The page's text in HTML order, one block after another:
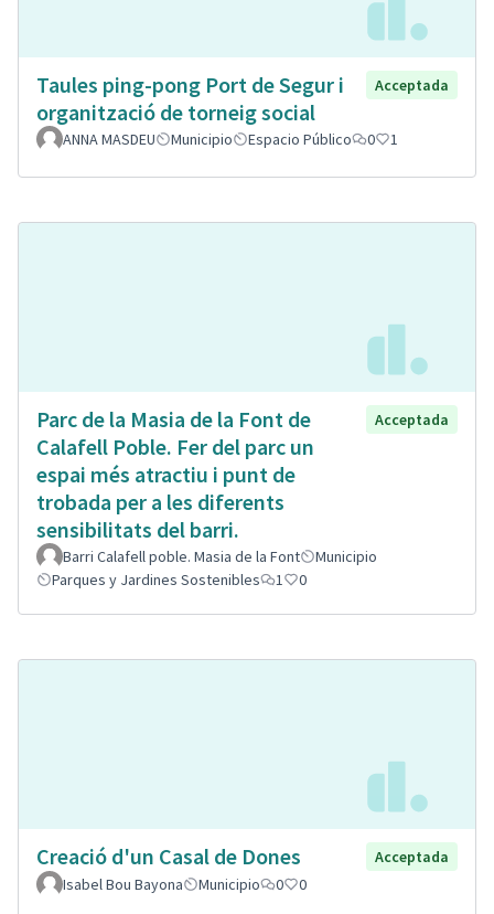
Taules ping-pong Port de Segur i
organització de torneig social
Acceptada
ANNA MASDEU Municipio Espacio Público 0 1
Parc de la Masia de la Font de
Calafell Poble. Fer del parc un
espai més atractiu i punt de
trobada per a les diferents
sensibilitats del barri.
Acceptada
Barri Calafell poble. Masia de la Font
Municipio
Parques y Jardines Sostenibles
1 0
Creació d'un Casal de Dones
Acceptada
Isabel Bou Bayona
Municipio 0 0